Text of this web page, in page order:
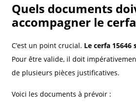
Quels documents
accompagner le
C’est un point crucial. Le cerfa
Pour être valide, il doit
de plusieurs pièces justificatives.
Voici les documents à prévoir :